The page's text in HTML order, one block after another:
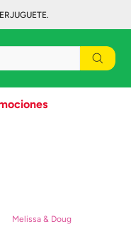
Melissa & Doug